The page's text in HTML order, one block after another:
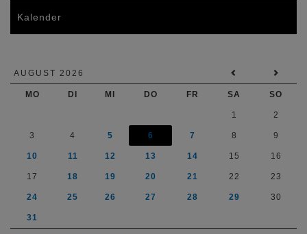
Kalender
AUGUST 2026
MO DI MI DO FR SA SO
1 2
3 4 5 6 7 8 9
10 11 12 13 14 15 16
17 18 19 20 21 22 23
24 25 26 27 28 29 30
31